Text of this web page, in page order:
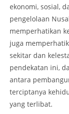
ekonomi, sosial,
pengelolaan
memperhatikan
juga
sekitar dan
pendekatan ini,
antara
terciptanya
yang terlibat.